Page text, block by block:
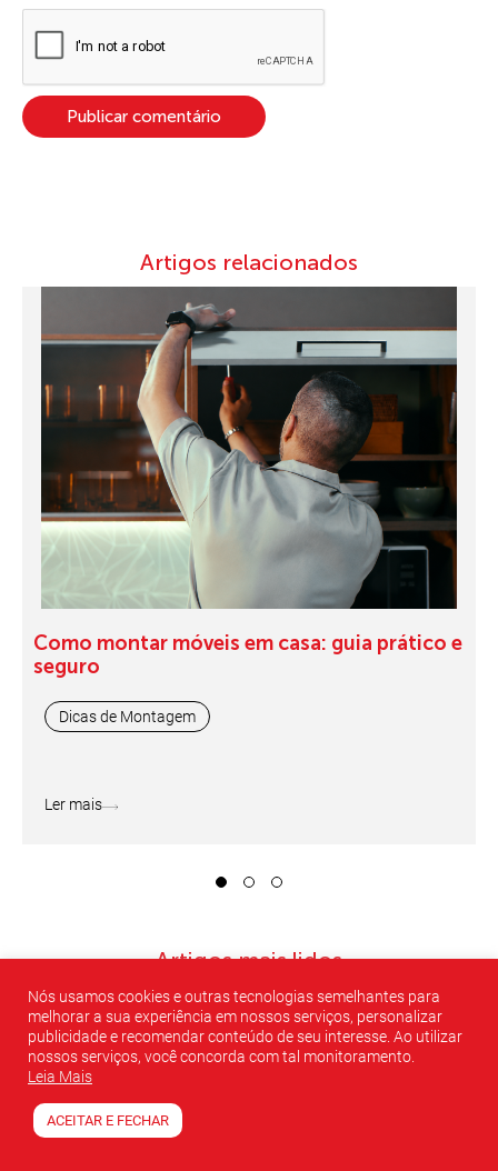
Artigos relacionados
Como montar móveis em casa: guia prático e
seguro
Dicas de Montagem
Ler mais
3
Artigos mais lidos
Nós usamos cookies e outras tecnologias semelhantes para
melhorar a sua experiência em nossos serviços, personalizar
publicidade e recomendar conteúdo de seu interesse. Ao utilizar
nossos serviços, você concorda com tal monitoramento.
Leia Mais
ACEITAR E FECHAR